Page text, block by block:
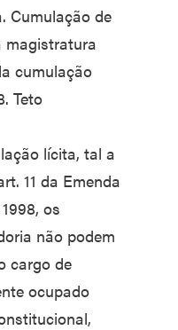
Cumulação de
magistratura
cumulação
Teto
lícita, tal a
11 da Emenda
os
não podem
cargo de
ocupado